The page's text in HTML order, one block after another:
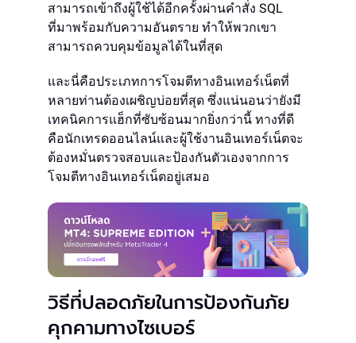
สามารถเข้าถึงผู้ใช้ได้อีกครั้งผ่านคำสั่ง SQL
ที่มาพร้อมกับความอันตราย ทำให้พวกเขา
สามารถควบคุมข้อมูลได้ในที่สุด
และนี่คือประเภทการโจมตีทางอินเทอร์เน็ตที่
หลายท่านต้องเผชิญบ่อยที่สุด ซึ่งแน่นอนว่ายังมี
เทคนิคการแฮ็กที่ซับซ้อนมากยิ่งกว่านี้ ทางที่ดี
คือนักเทรดออนไลน์และผู้ใช้งานอินเทอร์เน็ตจะ
ต้องหมั่นตรวจสอบและป้องกันตัวเองจากการ
โจมตีทางอินเทอร์เน็ตอยู่เสมอ
วิธีที่ปลอดภัยในการป้องกันภัย
คุกคามทางไซเบอร์